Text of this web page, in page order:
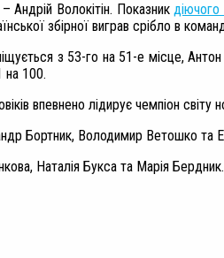
Андрій Волокітін. Показникдіючого
збірної виграв срібло в
з 53-го на 51-е місце,
на 100.
впевнено лідирує чемпіон
Бортник, Володимир Ветошко та
Наталія Букса та Марія Бердник.